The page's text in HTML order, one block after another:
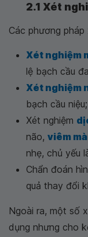
2.1 Xét
Các phương
Xét nghiệm
lệ bạch cầu
Xét nghiệm
bạch cầu niệu;
Xét nghiệm
não, viêm
nhẹ, chủ yếu
Chẩn đoán
quả thay đổi
Ngoài ra, một số
dụng nhưng cho